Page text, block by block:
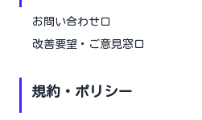
お問い合わせ口
改善要望・ご意見窓口
規約・ポリシー